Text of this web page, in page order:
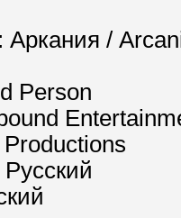
Аркания /
Person
Русский